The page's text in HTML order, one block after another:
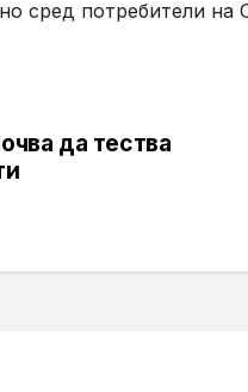
сред потребители на
да тества